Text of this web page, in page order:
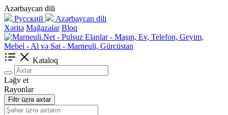
Azərbaycan dili
Русский
Azərbaycan dili
Xəritə Mağazalar Bloq
Kataloq
Ləğv et
Rayonlar
Filtr üzrə axtar